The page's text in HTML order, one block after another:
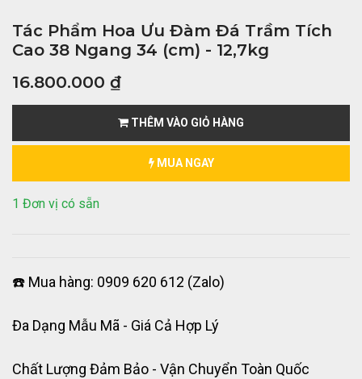
Tác Phẩm Hoa Ưu Đàm Đá Trầm Tích
Cao 38 Ngang 34 (cm) - 12,7kg
16.800.000 ₫
THÊM VÀO GIỎ HÀNG
MUA NGAY
1 Đơn vị có sẵn
☎️ Mua hàng: 0909 620 612 (Zalo)
Đa Dạng Mẫu Mã - Giá Cả Hợp Lý
Chất Lượng Đảm Bảo - Vận Chuyển Toàn Quốc